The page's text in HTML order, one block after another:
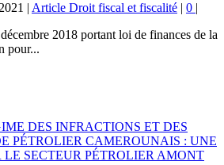
Article Droit fiscal et fiscalité 0
2018 portant loi de finances de la
pour...